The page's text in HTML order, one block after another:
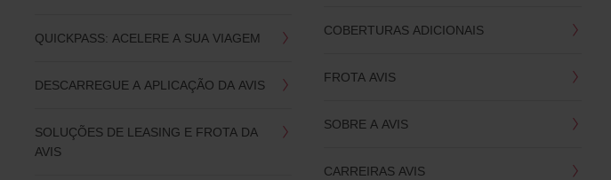
QUICKPASS: ACELERE A SUA VIAGEM
DESCARREGUE A APLICAÇÃO DA AVIS
SOLUÇÕES DE LEASING E FROTA DA
AVIS
COBERTURAS ADICIONAIS
FROTA AVIS
SOBRE A AVIS
CARREIRAS AVIS